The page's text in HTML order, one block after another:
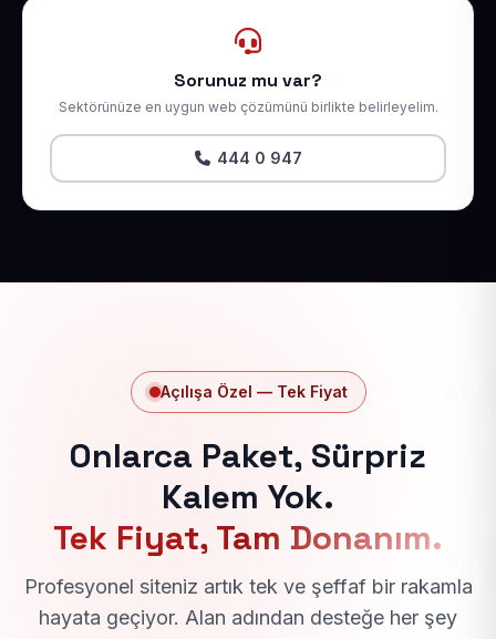
Sorunuz mu var?
Sektörünüze en uygun web çözümünü birlikte belirleyelim.
444 0 947
Açılışa Özel — Tek Fiyat
Onlarca Paket, Sürpriz
Kalem Yok.
Tek Fiyat, Tam Donanım.
Profesyonel siteniz artık tek ve şeffaf bir rakamla
hayata geçiyor. Alan adından desteğe her şey